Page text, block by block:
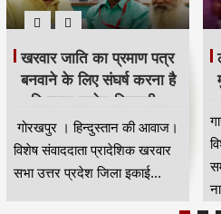
भदंत ज्ञानेश्वर की 88 वीं
जयंती धूम धाम से मनाई गई।
कुशीनगर । हिन्दुस्तान की आवाज।
विषेष संवाददाता भारत रत्न डॉ बाबा
साहेब आंबेडकर के गुरु भा...